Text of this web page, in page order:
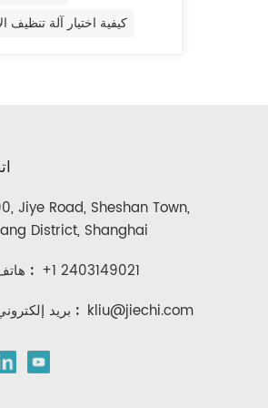
كيفية اختيار آلة تنظيف
Jiye Road, Sheshan Town,
District, Shanghai
هاتف : +1 2403149021
بريد إلكتروني : kliu@jiechi.com